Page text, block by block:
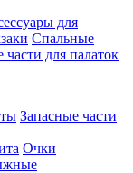
для
Спальные
части для палаток
Запасные части
Очки